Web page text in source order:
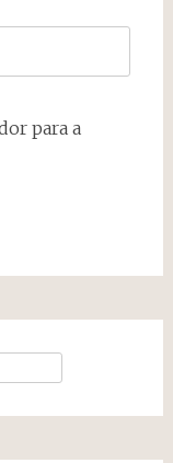
para a